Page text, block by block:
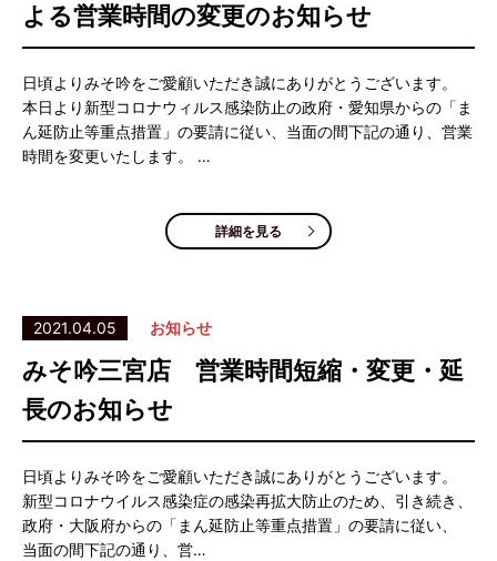
よる営業時間の変更のお知らせ
日頃よりみそ吟をご愛顧いただき誠にありがとうございます。
本日より新型コロナウィルス感染防止の政府・愛知県からの「ま
ん延防止等重点措置」の要請に従い、当面の間下記の通り、営業
時間を変更いたします。 …
詳細を見る
2021.04.05 お知らせ
みそ吟三宮店 営業時間短縮・変更・延
長のお知らせ
日頃よりみそ吟をご愛顧いただき誠にありがとうございます。
新型コロナウイルス感染症の感染再拡大防止のため、引き続き、
政府・大阪府からの「まん延防止等重点措置」の要請に従い、
当面の間下記の通り、営…